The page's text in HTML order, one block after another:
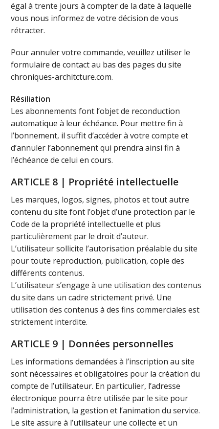
égal à trente jours à compter de la date à laquelle
vous nous informez de votre décision de vous
rétracter.
Pour annuler votre commande, veuillez utiliser le
formulaire de contact au bas des pages du site
chroniques-architcture.com.
Résiliation
Les abonnements font l’objet de reconduction
automatique à leur échéance. Pour mettre fin à
l’bonnement, il suffit d’accéder à votre compte et
d’annuler l’abonnement qui prendra ainsi fin à
l’échéance de celui en cours.
ARTICLE 8 | Propriété intellectuelle
Les marques, logos, signes, photos et tout autre
contenu du site font l’objet d’une protection par le
Code de la propriété intellectuelle et plus
particulièrement par le droit d’auteur.
L’utilisateur sollicite l’autorisation préalable du site
pour toute reproduction, publication, copie des
différents contenus.
L’utilisateur s’engage à une utilisation des contenus
du site dans un cadre strictement privé. Une
utilisation des contenus à des fins commerciales est
strictement interdite.
ARTICLE 9 | Données personnelles
Les informations demandées à l’inscription au site
sont nécessaires et obligatoires pour la création du
compte de l’utilisateur. En particulier, l’adresse
électronique pourra être utilisée par le site pour
l’administration, la gestion et l’animation du service.
Le site assure à l’utilisateur une collecte et un